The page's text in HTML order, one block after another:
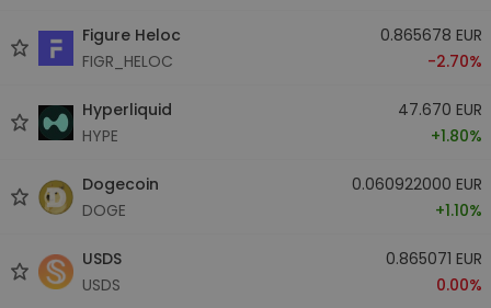
Figure Heloc
FIGR_HELOC
0.865678 EUR
-2.70%
Hyperliquid
HYPE
47.670 EUR
+1.80%
Dogecoin
DOGE
0.060922000 EUR
+1.10%
USDS
USDS
0.865071 EUR
0.00%